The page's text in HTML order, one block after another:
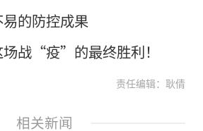
的防控成果
战“疫”的最终胜利！
责任编辑：耿倩
相关新闻